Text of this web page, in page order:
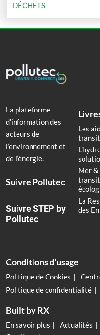
DÉCHETS
La plateforme
d’information des
acteurs de
l’environnement et
de l’énergie.
Suivre Pollutec
Suivre STEP by
Pollutec
Les
Mer
La
des
Conditions d'usage
Politique de Cookies
Politique de confidentialité
Built by RX
En savoir plus
Actualités